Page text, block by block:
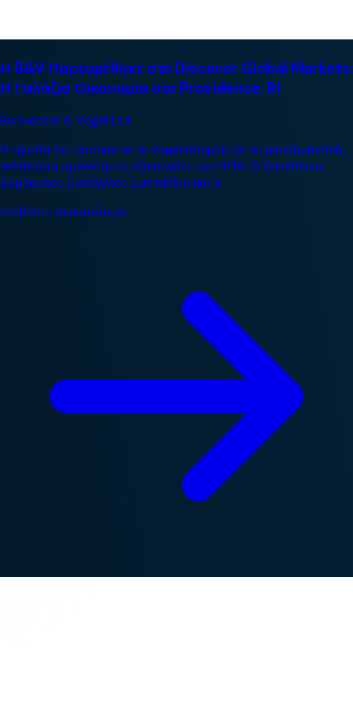
Η B&V Παρευρέθηκε στο Discover Global Markets:
Η Γαλάζια Οικονομία στο Providence, RI
Burmester & Vogel Ltd.
Η ηγεσία της Burmester & Vogel συμμετείχε σε μια σημαντική
εκδήλωση προώθησης εξαγωγών των ΗΠΑ. Ο Διευθύνων
Σύμβουλος Ευάγγελος Ευσταθίου και ο...
Διαβάστε περισσότερα